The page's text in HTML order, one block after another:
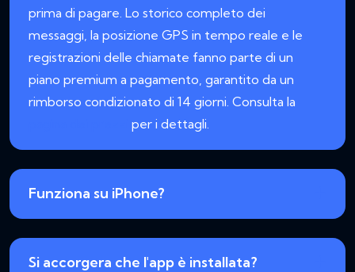
prima di pagare. Lo storico completo dei
messaggi, la posizione GPS in tempo reale e le
registrazioni delle chiamate fanno parte di un
piano premium a pagamento, garantito da un
rimborso condizionato di 14 giorni. Consulta la
per i dettagli.
Funziona su iPhone?
Si accorgera che l'app è installata?